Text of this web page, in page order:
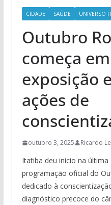
CIDADE SAÚDE UNIVERSO
Outubro
começa
exposição
ações de
outubro 3, 2025 Ricardo
Itatiba deu início na
programação oficial do
dedicado à
diagnóstico precoce do